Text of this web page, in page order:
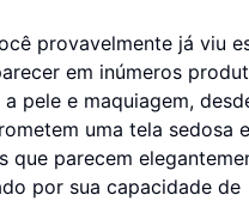
provavelmente já viu
em inúmeros
pele e maquiagem,
uma tela sedosa
que parecem
por sua capacidade de